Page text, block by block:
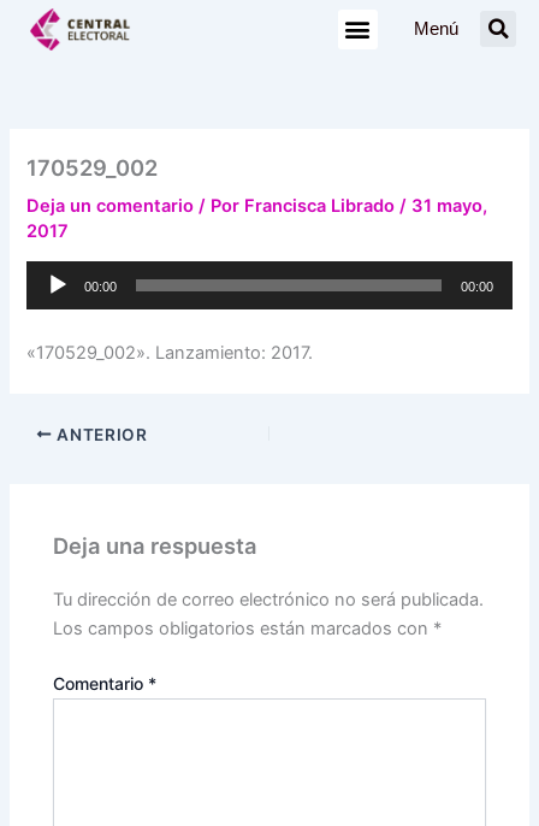
Menú
170529_002
Deja un comentario / Por Francisca Librado/ 31 mayo,
2017
Reproductor
00:00 00:00
«170529_002». Lanzamiento: 2017.
ANTERIOR
Deja una respuesta
Tu dirección de correo electrónico no será publicada.
Los campos obligatorios están marcados con *
Comentario *